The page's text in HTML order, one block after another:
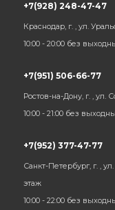
+7(928) 248-47-47
Краснодар, г. , ул.
10:00 - 20:00 без
+7(951) 506-66-77
Ростов-на-Дону, г. , ул.
10:00 - 21:00 без
+7(952) 377-47-77
Санкт-Петербург, г. ,
этаж
10:00 - 22:00 без